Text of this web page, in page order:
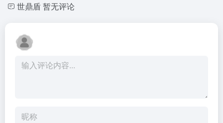
世鼎盾暂无评论